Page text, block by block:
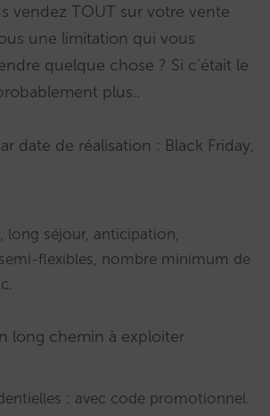
vendez TOUT sur votre vente
une limitation qui vous
quelque chose ? Si c’était le
plus..
date de réalisation : Black Friday,
long séjour, anticipation,
flexibles, nombre minimum de
long chemin à exploiter
: avec code promotionnel.